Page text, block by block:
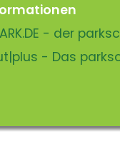
- der
- Das